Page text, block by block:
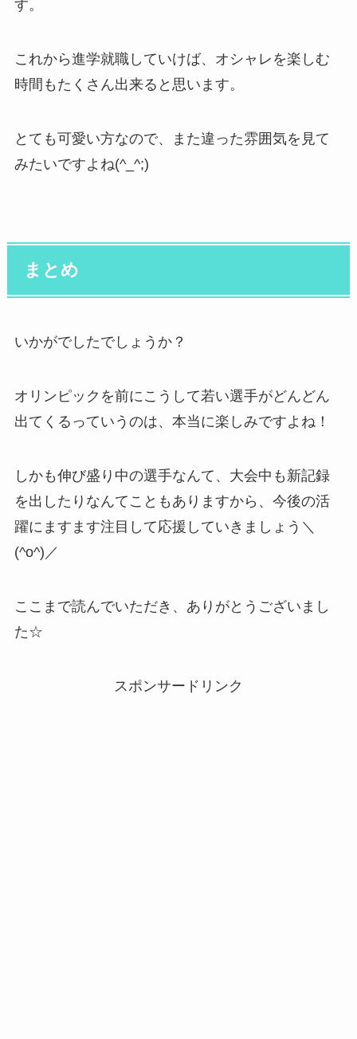
す。
これから進学就職していけば、オシャレを楽しむ
時間もたくさん出来ると思います。
とても可愛い方なので、また違った雰囲気を見て
みたいですよね(^_^;)
まとめ
いかがでしたでしょうか？
オリンピックを前にこうして若い選手がどんどん
出てくるっていうのは、本当に楽しみですよね！
しかも伸び盛り中の選手なんて、大会中も新記録
を出したりなんてこともありますから、今後の活
躍にますます注目して応援していきましょう＼
(^o^)／
ここまで読んでいただき、ありがとうございまし
た☆
スポンサードリンク